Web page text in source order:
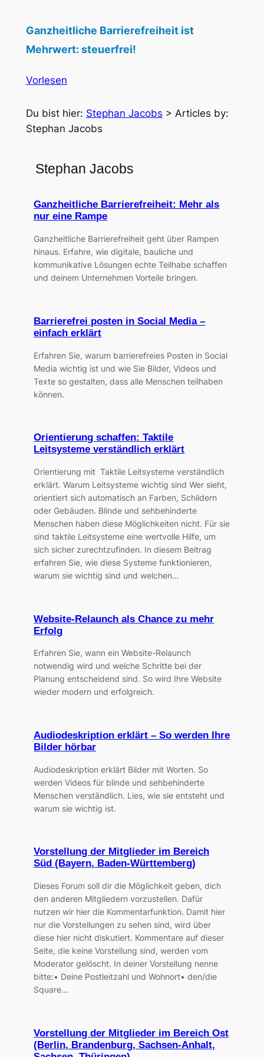
Ganzheitliche Barrierefreiheit ist
Mehrwert: steuerfrei!
Vorlesen
Du bist hier: Stephan Jacobs > Articles by:
Stephan Jacobs
Stephan Jacobs
Ganzheitliche Barrierefreiheit: Mehr als
nur eine Rampe
Ganzheitliche Barrierefreiheit geht über Rampen
hinaus. Erfahre, wie digitale, bauliche und
kommunikative Lösungen echte Teilhabe schaffen
und deinem Unternehmen Vorteile bringen.
Barrierefrei posten in Social Media –
einfach erklärt
Erfahren Sie, warum barrierefreies Posten in Social
Media wichtig ist und wie Sie Bilder, Videos und
Texte so gestalten, dass alle Menschen teilhaben
können.
Orientierung schaffen: Taktile
Leitsysteme verständlich erklärt
Orientierung mit Taktile Leitsysteme verständlich
erklärt. Warum Leitsysteme wichtig sind Wer sieht,
orientiert sich automatisch an Farben, Schildern
oder Gebäuden. Blinde und sehbehinderte
Menschen haben diese Möglichkeiten nicht. Für sie
sind taktile Leitsysteme eine wertvolle Hilfe, um
sich sicher zurechtzufinden. In diesem Beitrag
erfahren Sie, wie diese Systeme funktionieren,
warum sie wichtig sind und welchen…
Website-Relaunch als Chance zu mehr
Erfolg
Erfahren Sie, wann ein Website-Relaunch
notwendig wird und welche Schritte bei der
Planung entscheidend sind. So wird Ihre Website
wieder modern und erfolgreich.
Audiodeskription erklärt – So werden Ihre
Bilder hörbar
Audiodeskription erklärt Bilder mit Worten. So
werden Videos für blinde und sehbehinderte
Menschen verständlich. Lies, wie sie entsteht und
warum sie wichtig ist.
Vorstellung der Mitglieder im Bereich
Süd (Bayern, Baden-Württemberg)
Dieses Forum soll dir die Möglichkeit geben, dich
den anderen Mitgliedern vorzustellen. Dafür
nutzen wir hier die Kommentarfunktion. Damit hier
nur die Vorstellungen zu sehen sind, wird über
diese hier nicht diskutiert. Kommentare auf dieser
Seite, die keine Vorstellung sind, werden vom
Moderator gelöscht. In deiner Vorstellung nenne
bitte:• Deine Postleitzahl und Wohnort• den/die
Square…
Vorstellung der Mitglieder im Bereich Ost
(Berlin, Brandenburg, Sachsen-Anhalt,